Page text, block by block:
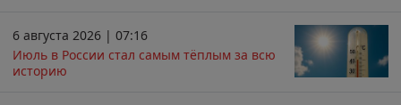
6 августа 2026 | 07:16
Июль в России стал самым тёплым за всю
историю